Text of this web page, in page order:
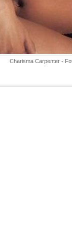
Charisma Carpenter -